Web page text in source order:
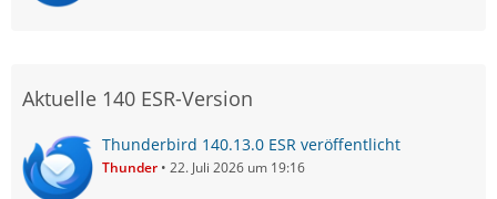
Aktuelle 140 ESR-Version
Thunderbird 140.13.0 ESR veröffentlicht
Thunder 22. Juli 2026 um 19:16